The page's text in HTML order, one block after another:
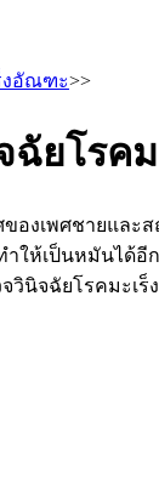
งอัณฑะ>>
ฉัยโรค
องเพศชายและ
ำให้เป็นหมันได้
วินิจฉัยโรคมะเ